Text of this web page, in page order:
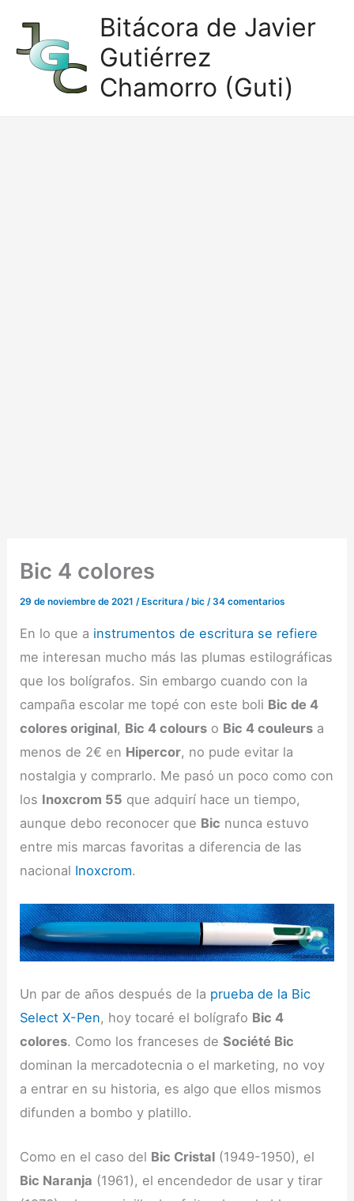
contenido
Bitácora de Javier
Gutiérrez
Chamorro (Guti)
Bic 4 colores
29 de noviembre de 2021/ Escritura / bic /34 comentarios
En lo que a instrumentos de escritura se refiere
me interesan mucho más las plumas estilográficas
que los bolígrafos. Sin embargo cuando con la
campaña escolar me topé con este boli Bic de 4
colores original, Bic 4 colours o Bic 4 couleurs a
menos de 2€ en Hipercor, no pude evitar la
nostalgia y comprarlo. Me pasó un poco como con
los Inoxcrom 55 que adquirí hace un tiempo,
aunque debo reconocer que Bic nunca estuvo
entre mis marcas favoritas a diferencia de las
nacional Inoxcrom.
Un par de años después de la prueba de la Bic
Select X-Pen, hoy tocaré el bolígrafo Bic 4
colores. Como los franceses deSociété Bic
dominan la mercadotecnia o el marketing, no voy
a entrar en su historia, es algo que ellos mismos
difunden a bombo y platillo.
Como en el caso del Bic Cristal (1949-1950), el
Bic Naranja (1961), el encendedor de usar y tirar